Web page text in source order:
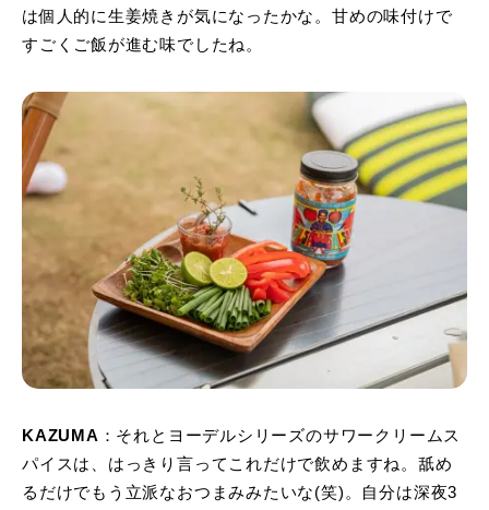
は個人的に生姜焼きが気になったかな。甘めの味付けで
すごくご飯が進む味でしたね。
KAZUMA ：それとヨーデルシリーズのサワークリームス
パイスは、はっきり言ってこれだけで飲めますね。舐め
るだけでもう立派なおつまみみたいな(笑)。自分は深夜3